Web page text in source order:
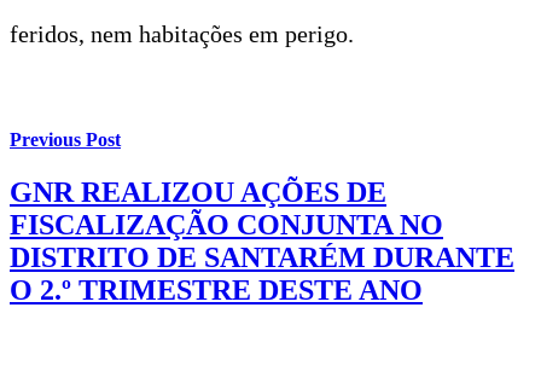
feridos, nem habitações em perigo.
Previous Post
GNR REALIZOU AÇÕES DE
FISCALIZAÇÃO CONJUNTA NO
DISTRITO DE SANTARÉM DURANTE
O 2.º TRIMESTRE DESTE ANO